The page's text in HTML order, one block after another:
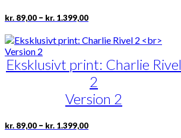
kr. 89,00 – kr. 1.399,00Prisinterval:
til
kr. 1.399,00
Dette
har
varianter.
Mulighederne
kan
vælges
på
Eksklusivt print: Charlie Rivel
2
Version 2
kr. 89,00 – kr. 1.399,00Prisinterval:
Dette